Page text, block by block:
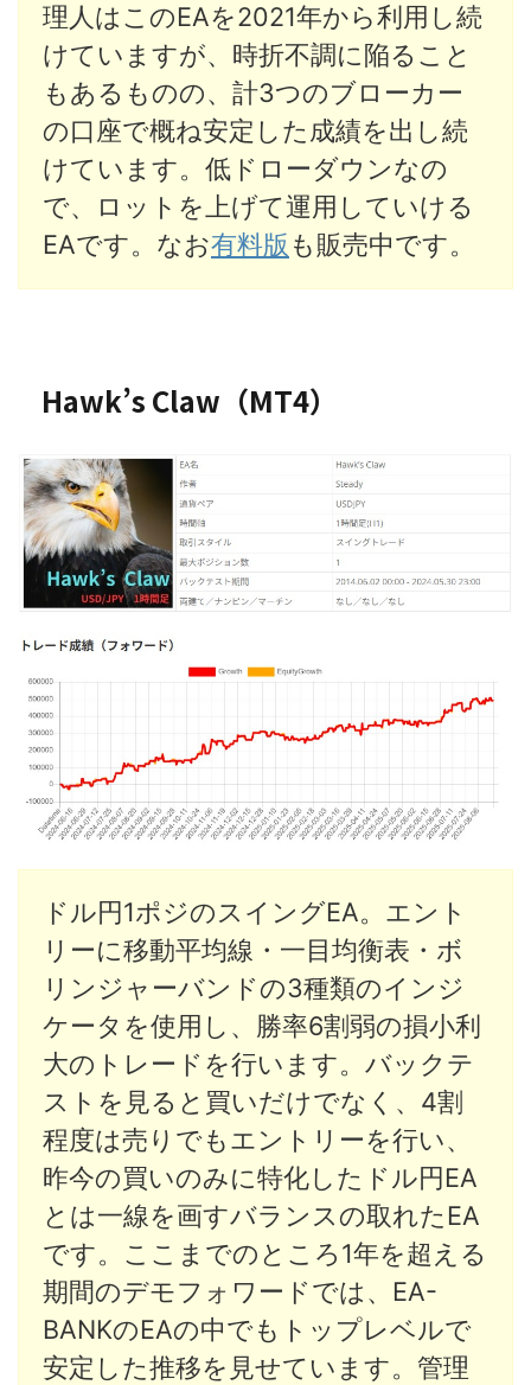
理人はこのEAを2021年から利用し続
けていますが、時折不調に陥ること
もあるものの、計3つのブローカー
の口座で概ね安定した成績を出し続
けています。低ドローダウンなの
で、ロットを上げて運用していける
EAです。なお有料版 も販売中です。
Hawk’s Claw（MT4）
ドル円1ポジのスイングEA。エント
リーに移動平均線・一目均衡表・ボ
リンジャーバンドの3種類のインジ
ケータを使用し、勝率6割弱の損小利
大のトレードを行います。バックテ
ストを見ると買いだけでなく、4割
程度は売りでもエントリーを行い、
昨今の買いのみに特化したドル円EA
とは一線を画すバランスの取れたEA
です。ここまでのところ1年を超える
期間のデモフォワードでは、EA-
BANKのEAの中でもトップレベルで
安定した推移を見せています。管理